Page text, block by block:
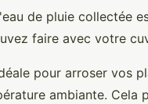
de pluie collectée
faire avec votre
pour arroser vos
ambiante. Cela